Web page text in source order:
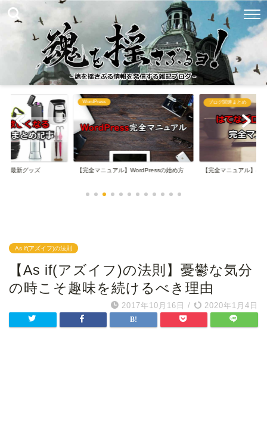
る最新グッズ
WordPress
【完全マニュアル】WordPressの始め方
ブログ関連まとめ
【完全マニュアル】は
As if(アズイフ)の法則
【As if(アズイフ)の法則】憂鬱な気分
の時こそ趣味を続けるべき理由
2017年10月16日 / 2020年1月4日